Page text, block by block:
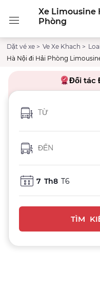
Xe Limousine
Phòng
Dặt vé xe > Ve Xe Khach >
Hà Nội đi Hải Phòng
Đối tác
TỪ
ĐẾN
7 Th8 T6
TÌM